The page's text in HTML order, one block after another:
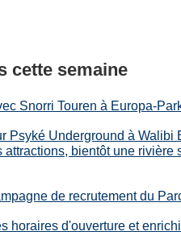
cette semaine
Snorri Touren à Europa-
Psyké Underground à Walibi
bientôt une rivière
de recrutement du
horaires d'ouverture et